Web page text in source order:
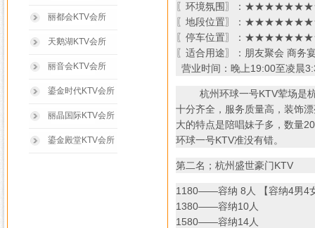
丽都会KTV会所
天鹅湖KTV会所
丽音会KTV会所
鎏金时代KTV会所
丽晶国际KTV会所
鎏金殿堂KTV会所
〖环境氛围〗：
〖地段位置〗：
〖停车位置〗：
〖适合用途〗：朋友聚会 商务
营业时间：晚上19:00至凌晨
杭州环球一号KTV荤场是杭
十分齐全，服务质量高，装饰
大的特点是陪唱妹子多，数量
环球一号KTV准没有错。
第二名；杭州盛世豪门KTV
1180——容纳 8人 【容纳4男4
1380——容纳10人
1580——容纳14人